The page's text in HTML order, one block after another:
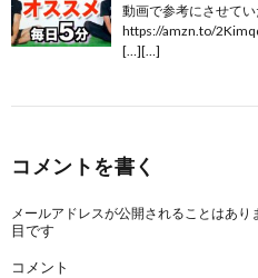
動画で参考にさせて
https://amzn.to/
[…][…]
コメントを書く
メールアドレスが公開されることはあり
目です
コメント